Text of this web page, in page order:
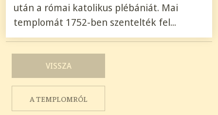
után a római katolikus plébániát. Mai
templomát 1752-ben szentelték fel...
A TEMPLOMRÓL
VISSZA